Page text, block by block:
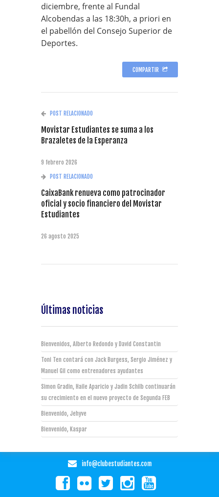
diciembre, frente al Fundal
Alcobendas a las 18:30h, a priori en
el pabellón del Consejo Superior de
Deportes.
COMPARTIR
POST RELACIONADO
Movistar Estudiantes se suma a los
Brazaletes de la Esperanza
9 febrero 2026
POST RELACIONADO
CaixaBank renueva como patrocinador
oficial y socio financiero del Movistar
Estudiantes
26 agosto 2025
Últimas noticias
Bienvenidos, Alberto Redondo y David Constantin
Toni Ten contará con Jack Burgess, Sergio Jiménez y
Manuel Gil como entrenadores ayudantes
Simon Gradin, Haile Aparicio y Jadin Schilb continuarán
su crecimiento en el nuevo proyecto de Segunda FEB
Bienvenido, Jehyve
Bienvenido, Kaspar
info@clubestudiantes.com